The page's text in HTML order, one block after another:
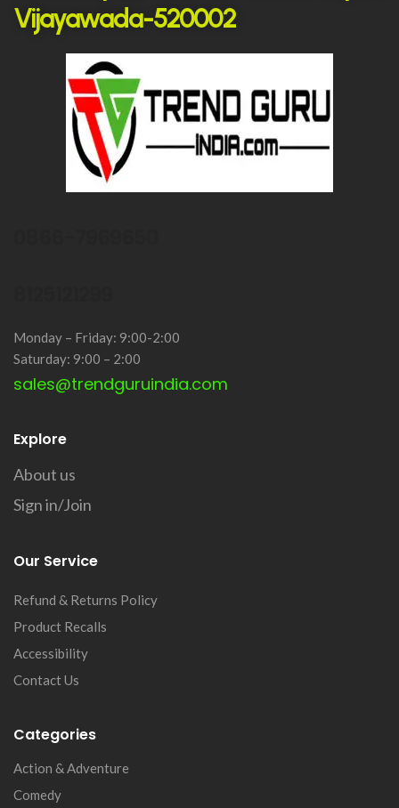
Vijayawada-520002
Monday – Friday: 9:00-2:00
Saturday: 9:00 – 2:00
sales@trendguruindia.com
Explore
About us
Sign in/Join
Our Service
Refund & Returns Policy
Product Recalls
Accessibility
Contact Us
Categories
Action & Adventure
Comedy